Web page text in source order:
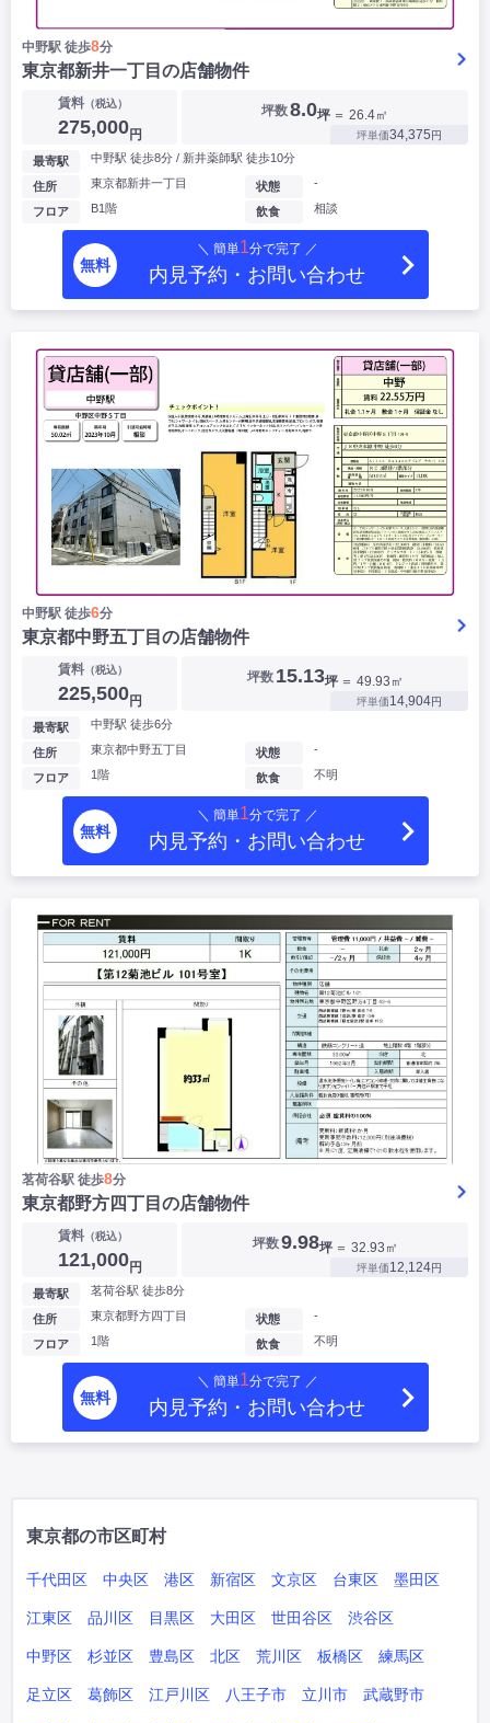
中野駅 徒歩8分
東京都新井一丁目の店舗物件
賃料（税込）
275,000円
坪数8.0坪 ＝ 26.4㎡
坪単価34,375円
最寄駅 中野駅 徒歩8分 / 新井薬師駅 徒歩10分
住所 東京都新井一丁目
フロア B1階
状態 -
飲食 相談
無料
＼ 簡単1分で完了 ／
内見予約・お問い合わせ
中野駅 徒歩6分
東京都中野五丁目の店舗物件
賃料（税込）
225,500円
坪数 15.13坪 ＝ 49.93㎡
坪単価14,904円
最寄駅 中野駅 徒歩6分
住所 東京都中野五丁目
フロア 1階
状態 -
飲食 不明
無料
＼ 簡単1分で完了 ／
内見予約・お問い合わせ
茗荷谷駅 徒歩8分
東京都野方四丁目の店舗物件
賃料（税込）
121,000円
坪数9.98坪 ＝ 32.93㎡
坪単価12,124円
最寄駅 茗荷谷駅 徒歩8分
住所 東京都野方四丁目
フロア 1階
状態 -
飲食 不明
無料
＼ 簡単1分で完了 ／
内見予約・お問い合わせ
東京都の市区町村
千代田区 中央区 港区 新宿区 文京区 台東区 墨田区
江東区 品川区 目黒区 大田区 世田谷区 渋谷区
中野区 杉並区 豊島区 北区 荒川区 板橋区 練馬区
足立区 葛飾区 江戸川区 八王子市 立川市 武蔵野市